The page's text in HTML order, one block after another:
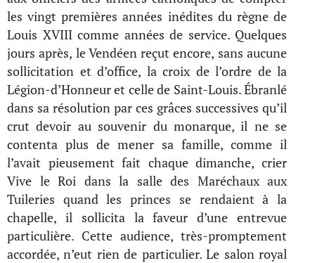
les vingt premières années inédites du règne de
Louis XVIII comme années de service. Quelques
jours après, le Vendéen reçut encore, sans aucune
sollicitation et d’office, la croix de l’ordre de la
Légion-d’Honneur et celle de Saint-Louis. Ébranlé
dans sa résolution par ces grâces successives qu’il
crut devoir au souvenir du monarque, il ne se
contenta plus de mener sa famille, comme il
l’avait pieusement fait chaque dimanche, crier
Vive le Roi dans la salle des Maréchaux aux
Tuileries quand les princes se rendaient à la
chapelle, il sollicita la faveur d’une entrevue
particulière. Cette audience, très-promptement
accordée, n’eut rien de particulier. Le salon royal